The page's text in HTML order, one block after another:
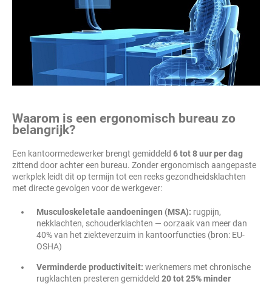
Waarom is een ergonomisch bureau zo
belangrijk?
Een kantoormedewerker brengt gemiddeld 6 tot 8 uur per dag
zittend door achter een bureau. Zonder ergonomisch aangepaste
werkplek leidt dit op termijn tot een reeks gezondheidsklachten
met directe gevolgen voor de werkgever:
Musculoskeletale aandoeningen (MSA): rugpijn,
nekklachten, schouderklachten — oorzaak van meer dan
40% van het ziekteverzuim in kantoorfuncties (bron: EU-
OSHA)
Verminderde productiviteit: werknemers met chronische
rugklachten presteren gemiddeld 20 tot 25% minder